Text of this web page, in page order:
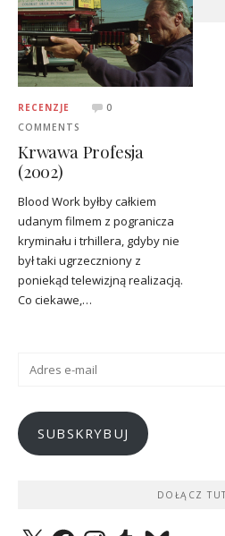
RECENZJE
0
COMMENTS
Krwawa Profesja
(2002)
Blood Work byłby całkiem
udanym filmem z pogranicza
kryminału i trhillera, gdyby nie
był taki ugrzeczniony z
poniekąd telewizjną realizacją.
Co ciekawe,…
SUBSKRYBUJ
DOŁĄCZ
X FacebookInstagramTumblrBluesky